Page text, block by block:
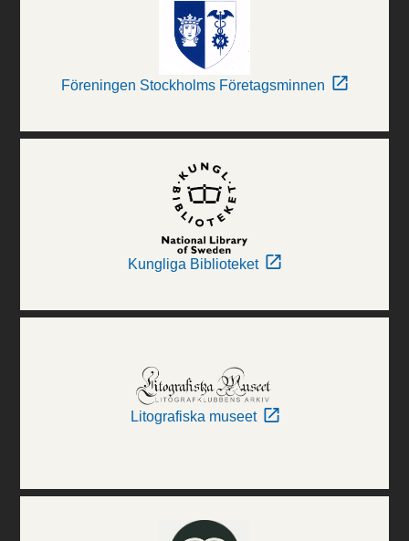
Föreningen Stockholms Företagsminnen
Kungliga Biblioteket
Litografiska museet